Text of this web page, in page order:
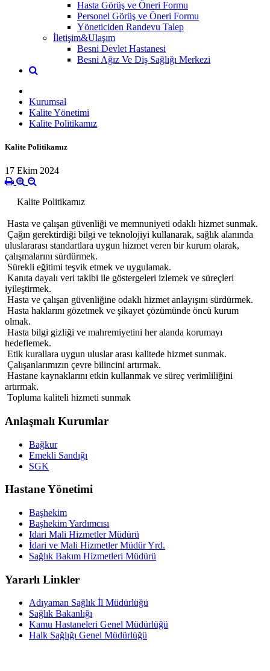
Hasta Görüş ve Öneri Formu
Personel Görüş ve Öneri Formu
Yöneticiden Randevu Talep
İletişim&Ulaşım
Besni Devlet Hastanesi
Besni Ağız Ve Diş Sağlığı Merkezi
Kurumsal
Kalite Yönetimi
Kalite Politikamız
Kalite Politikamız
17 Ekim 2024
Kalite Politikamız
Hasta ve çalışan güvenliği ve memnuniyeti odaklı hizmet sunmak.
Çağın gerektirdiği bilgi ve teknolojiyi kullanarak, sağlık alanında
uluslararası standartlara uygun hizmet veren bir kurum olarak,
çalışmalarını sürdürmek.
Sürekli eğitimi teşvik etmek ve uygulamak.
Kanıta dayalı veri takibi ile göstergeleri izlemek ve süreçleri
iyileştirmek.
Hasta ve çalışan güvenliğine odaklı hizmet anlayışını sürdürmek.
Hasta haklarını gözetmek ve şikayet çözümünde öncü kurum
olmak.
Hasta bilgi gizliği ve mahremiyetini her alanda korumayı
hedeflemek.
Etik kurallara uygun uluslar arası kalitede hizmet sunmak.
Çalışanlarımızın çevre bilincini artırmak.
Hastane kaynaklarını etkin kullanmak ve süreç verimliliğini
artırmak.
Topluma kaliteli hizmeti sunmak
Anlaşmalı Kurumlar
Bağkur
Emekli Sandığı
SGK
Hastane Yönetimi
Başhekim
Başhekim Yardımcısı
Idari Mali Hizmetler Müdürü
İdari ve Mali Hizmetler Müdür Yrd.
Sağlık Bakım Hizmetleri Müdürü
Yararlı Linkler
Adıyaman Sağlık İl Müdürlüğü
Sağlık Bakanlığı
Kamu Hastaneleri Genel Müdürlüğü
Halk Sağlığı Genel Müdürlüğü